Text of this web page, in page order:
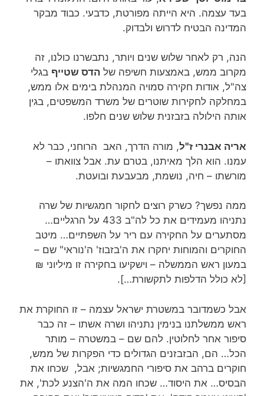
בעד עצמה. היא הייתה מפורטת, כדבעי. כבוד מבקר
המדינה הבטיח לדרוש ולבדוק.
הנה, רק לאחר שלוש שנים ויותר, נתבשרנו כולנו, זה
מקרוב ממש, באמצעות חשיפה של הדס שטייף בגלי
צה"ל, אודות חקירה סמויה המנהלת בימים אלו ממש,
במחלקה לחקירות שוטרים של משרד המשפטים, בגין
אותה הילולה בזבזנית שלוש שנים חלפו.
אריה אבנרי ז"ל, מורה הדרך, האב הרוחני, כבר לא
עמנו. הוא הלך מאיתנו, בטרם עת. אבל צוואתו –
מורשתו – חיה, נושמת, מבעבעת ובועטת.
ממה נפשך? כשרק רוצים לחקור חמגשיות של שרה
נתניהו מעמידים את כל לה"ב 433 על הרגליים…
מסתערים על החקירה עם ריר על השפתיים… מיטב
החוקרים והמוחות יחקרו את ה'בזבוז' ה'נוראי" שם –
במעון ראש הממשלה – וישקיעו בחקירה זו מיליוני ₪
[לא כולל הדלפות לתקשורת…].
אבל כשמדובר במשטרת ישראל עצמה – זו החוקרת את
ראש ממשלתנו בנימין נתניהו ושרה אשתו – זה כבר
סיפור אחר לחלוטין. להם שם – במשטרה – מותר
הכל… הם, הבזבזנים הגדולים כדי הפקרות של ממש,
חוקרים ברהב את סיפורי החמגשיות; אבל, שכחו את
הבסיס… את היסוד… שכחו המה את ה'הצנע לכת', את